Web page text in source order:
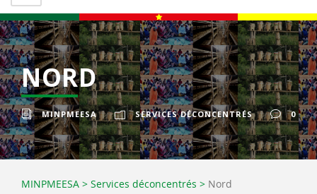
NORD
MINPMEESA SERVICES DÉCONCENTRÉS 0
MINPMEESA > Services déconcentrés > Nord